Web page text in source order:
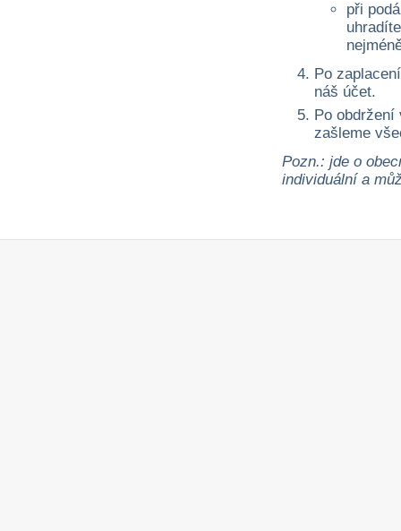
při
Po
náš účet.
Po obdržení
zašleme
Pozn.: jde o
individuální a